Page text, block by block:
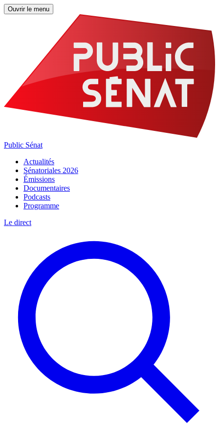
Ouvrir le menu
Public Sénat
Actualités
Sénatoriales 2026
Émissions
Documentaires
Podcasts
Programme
Le direct